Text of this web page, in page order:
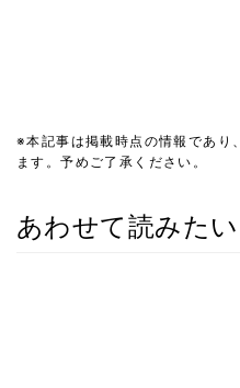
※本記事は掲載時点の情報であり
ます。予めご了承ください。
あわせて読みたい